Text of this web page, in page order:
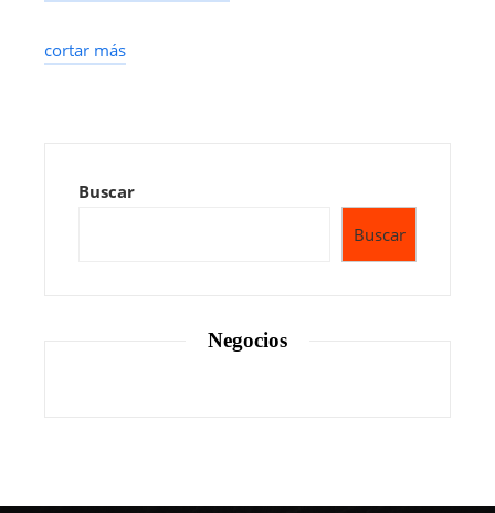
cortar más
Buscar
Buscar
Negocios